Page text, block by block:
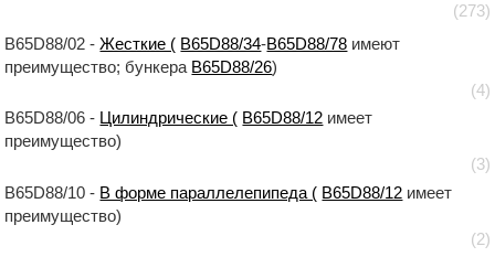
(273)
B65D88/02 -Жесткие ( B65D88/34-B65D88/78 имеют
преимущество; бункера B65D88/26)
(4)
B65D88/06 - Цилиндрические ( B65D88/12 имеет
преимущество)
(3)
B65D88/10 - В форме параллелепипеда ( B65D88/12 имеет
преимущество)
(2)